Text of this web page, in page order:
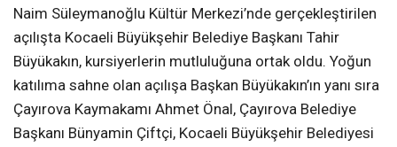
Naim Süleymanoğlu Kültür Merkezi’nde gerçekleştirilen
açılışta Kocaeli Büyükşehir Belediye Başkanı Tahir
Büyükakın, kursiyerlerin mutluluğuna ortak oldu. Yoğun
katılıma sahne olan açılışa Başkan Büyükakın’ın yanı sıra
Çayırova Kaymakamı Ahmet Önal, Çayırova Belediye
Başkanı Bünyamin Çiftçi, Kocaeli Büyükşehir Belediyesi